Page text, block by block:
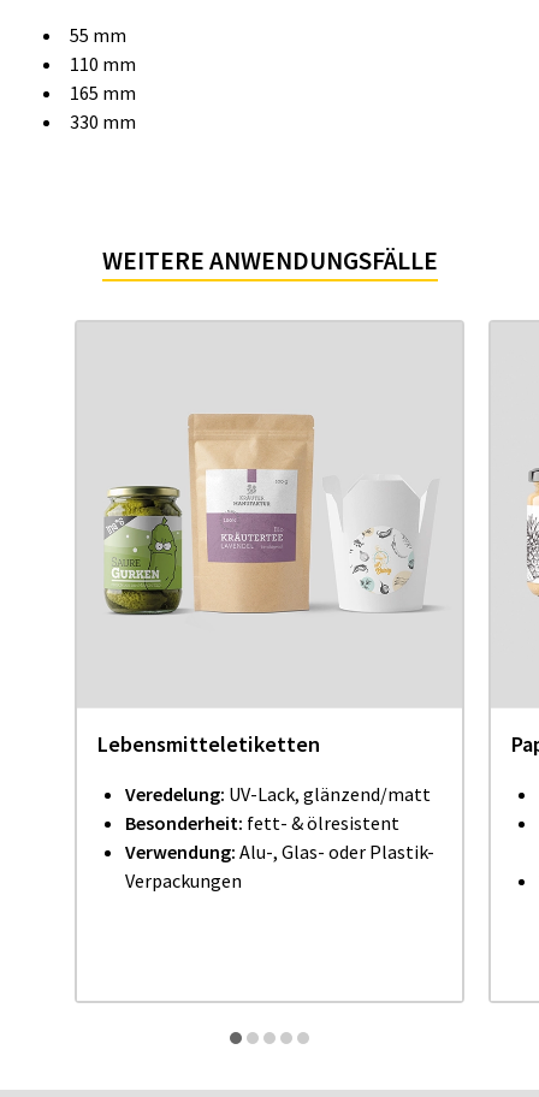
55 mm
110 mm
165 mm
330 mm
WEITERE ANWENDUNGSFÄLLE
Lebensmitteletiketten
Veredelung: UV-Lack, glänzend/matt
Besonderheit: fett- & ölresistent
Verwendung: Alu-, Glas- oder Plastik-
Verpackungen